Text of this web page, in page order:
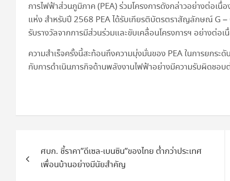
การไฟฟ้าส่วนภูมิภาค (PEA) ร่วมโครงการดังกล่าวอย่างต่อ
แห่ง สำหรับปี 2568 PEA ได้รับเกียรติบัตรตราสัญลักษณ์ G
รับรางวัลจากการมีส่วนร่วมและขับเคลื่อนโครงการฯ อย่างต่อเ
ความสำเร็จครั้งนี้สะท้อนถึงความมุ่งมั่นของ PEA ในการยกระ
กับการดำเนินภารกิจด้านพลังงานไฟฟ้าอย่างมีความรับผิดชอ
แนะแนว
เรื่องศบก. ชี้ราคา”ดีเซล-เบนซิน”ของไทย ต่ำกว่าประเทศ
เพื่อนบ้านอย่างมีนัยสำคัญ